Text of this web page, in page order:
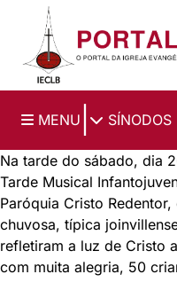
Ir para o conteúdo principal
MENU SÍNODOS
Na tarde do sábado, dia
Tarde Musical
Paróquia Cristo
chuvosa, típica
refletiram a luz de Cristo
com muita alegria, 50